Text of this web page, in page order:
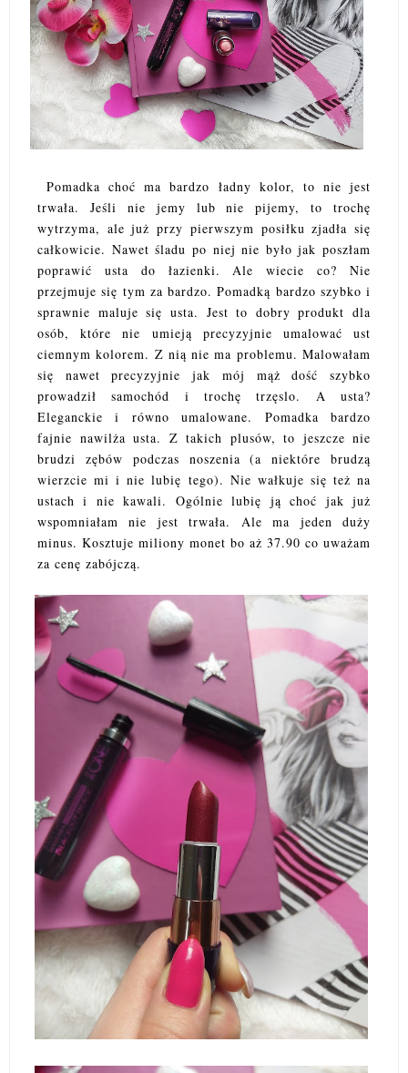
Pomadka choć ma bardzo ładny kolor, to nie jest
trwała. Jeśli nie jemy lub nie pijemy, to trochę
wytrzyma, ale już przy pierwszym posiłku zjadła się
całkowicie. Nawet śladu po niej nie było jak poszłam
poprawić usta do łazienki. Ale wiecie co? Nie
przejmuje się tym za bardzo. Pomadką bardzo szybko i
sprawnie maluje się usta. Jest to dobry produkt dla
osób, które nie umieją precyzyjnie umalować ust
ciemnym kolorem. Z nią nie ma problemu. Malowałam
się nawet precyzyjnie jak mój mąż dość szybko
prowadził samochód i trochę trzęslo. A usta?
Eleganckie i równo umalowane. Pomadka bardzo
fajnie nawilża usta. Z takich plusów, to jeszcze nie
brudzi zębów podczas noszenia (a niektóre brudzą
wierzcie mi i nie lubię tego). Nie wałkuje się też na
ustach i nie kawali. Ogólnie lubię ją choć jak już
wspomniałam nie jest trwała. Ale ma jeden duży
minus. Kosztuje miliony monet bo aż 37.90 co uważam
za cenę zabójczą.